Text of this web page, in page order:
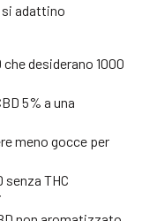
adattino
desiderano 1000
5% a una
meno gocce per
senza THC